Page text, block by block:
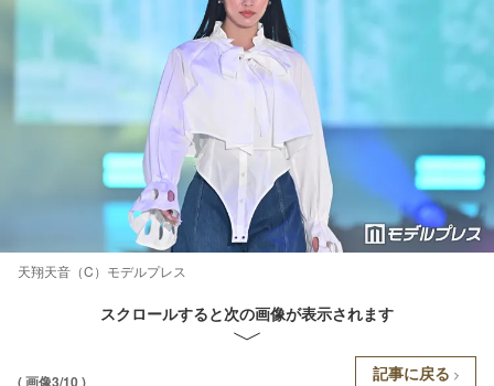
天翔天音（C）モデルプレス
スクロールすると次の画像が表示されます
( 画像3/10 ) 記事に戻る